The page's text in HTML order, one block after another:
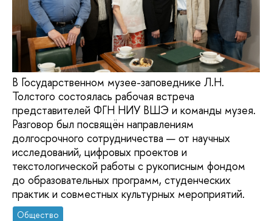
В Государственном музее-заповеднике Л.Н.
Толстого состоялась рабочая встреча
представителей ФГН НИУ ВШЭ и команды музея.
Разговор был посвящён направлениям
долгосрочного сотрудничества — от научных
исследований, цифровых проектов и
текстологической работы с рукописным фондом
до образовательных программ, студенческих
практик и совместных культурных мероприятий.
Общество